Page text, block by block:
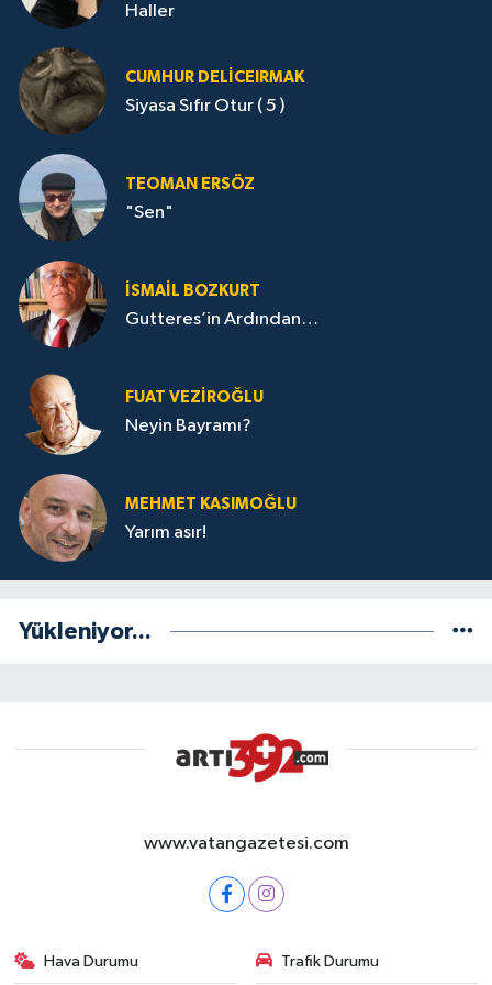
Haller
CUMHUR DELICEIRMAK
Siyasa Sıfır Otur ( 5 )
TEOMAN ERSÖZ
"Sen"
İSMAIL BOZKURT
Gutteres’in Ardından…
FUAT VEZIROĞLU
Neyin Bayramı?
MEHMET KASIMOĞLU
Yarım asır!
Yükleniyor...
www.vatangazetesi.com
Hava Durumu Trafik Durumu